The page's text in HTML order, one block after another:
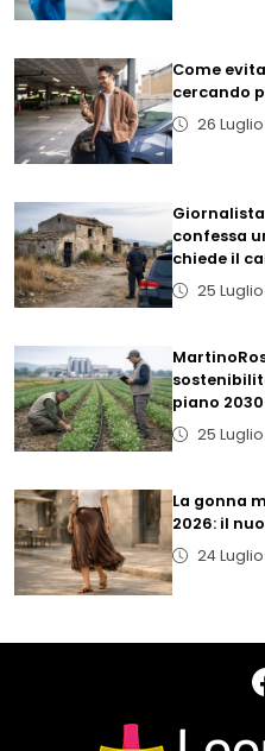
Come
cercando
26
confessa
chiede il
25
piano 2030
25
La gonna
2026: il
24